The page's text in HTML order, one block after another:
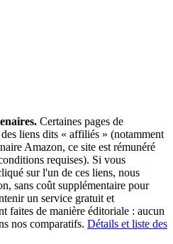
Certaines pages de
liens dits « affiliés » (notamment
Amazon, ce site est rémunéré
requises). Si vous
sur l'un de ces liens, nous
sans coût supplémentaire pour
un service gratuit et
faites de manière éditoriale : aucun
nos comparatifs. Détails et liste des